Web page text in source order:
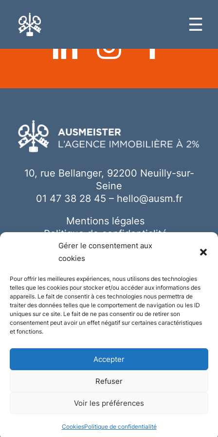
Gérer le consentement aux
cookies
Pour offrir les meilleures expériences, nous utilisons des technologies
telles que les cookies pour stocker et/ou accéder aux informations des
appareils. Le fait de consentir à ces technologies nous permettra de
traiter des données telles que le comportement de navigation ou les ID
uniques sur ce site. Le fait de ne pas consentir ou de retirer son
consentement peut avoir un effet négatif sur certaines caractéristiques
et fonctions.
Accepter
Refuser
Voir les préférences
CookiesPolitique de confidentialité
☰
10, rue Bellanger, 92200 Neuilly-sur-
Seine
01 47 38 28 45 – hello@ausm.fr
Mentions légales
Politique de confidentialité
Cookies
Conception et réalisation :Plate